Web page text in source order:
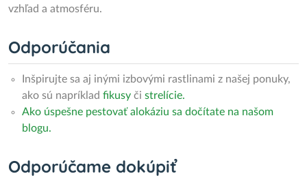
vzhľad a atmosféru.
Odporúčania
Inšpirujte sa aj inými izbovými rastlinami z našej ponuky,
ako sú napríklad fikusy či strelície.
Ako úspešne pestovať alokáziu sa dočítate na našom
blogu.
Odporúčame dokúpiť